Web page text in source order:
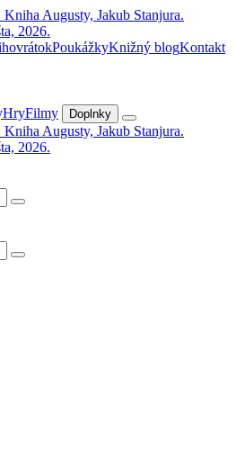
PoukážkyKnižný blogKontakt
HryFilmy Doplnky